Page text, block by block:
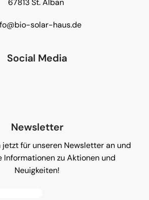
67813 St. Alban
solar-haus.de
Social Media
Newsletter
jetzt für unseren Newsletter an und
Informationen zu Aktionen und
Neuigkeiten!